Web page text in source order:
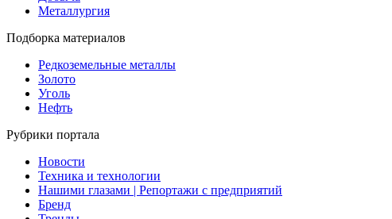
Металлургия
Подборка материалов
Редкоземельные металлы
Золото
Уголь
Нефть
Рубрики портала
Новости
Техника и технологии
Нашими глазами | Репортажи с предприятий
Бренд